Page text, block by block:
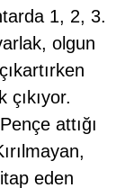
1, 2, 3.
olgun
çıkıyor.
attığı
eden